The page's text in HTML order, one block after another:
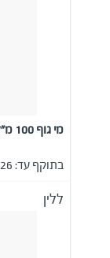
מי גוף 100 מ"ל ב-45 ₪ במקום 99.90 ₪
בתוקף עד: 31.08.26
ללין